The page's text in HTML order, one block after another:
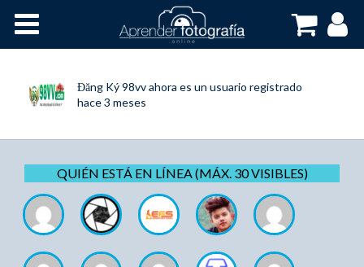
Đăng Ký 98vvahora es un usuario registrado
hace 3 meses
QUIÉN ESTÁ EN LÍNEA (MÁX. 30 VISIBLES)